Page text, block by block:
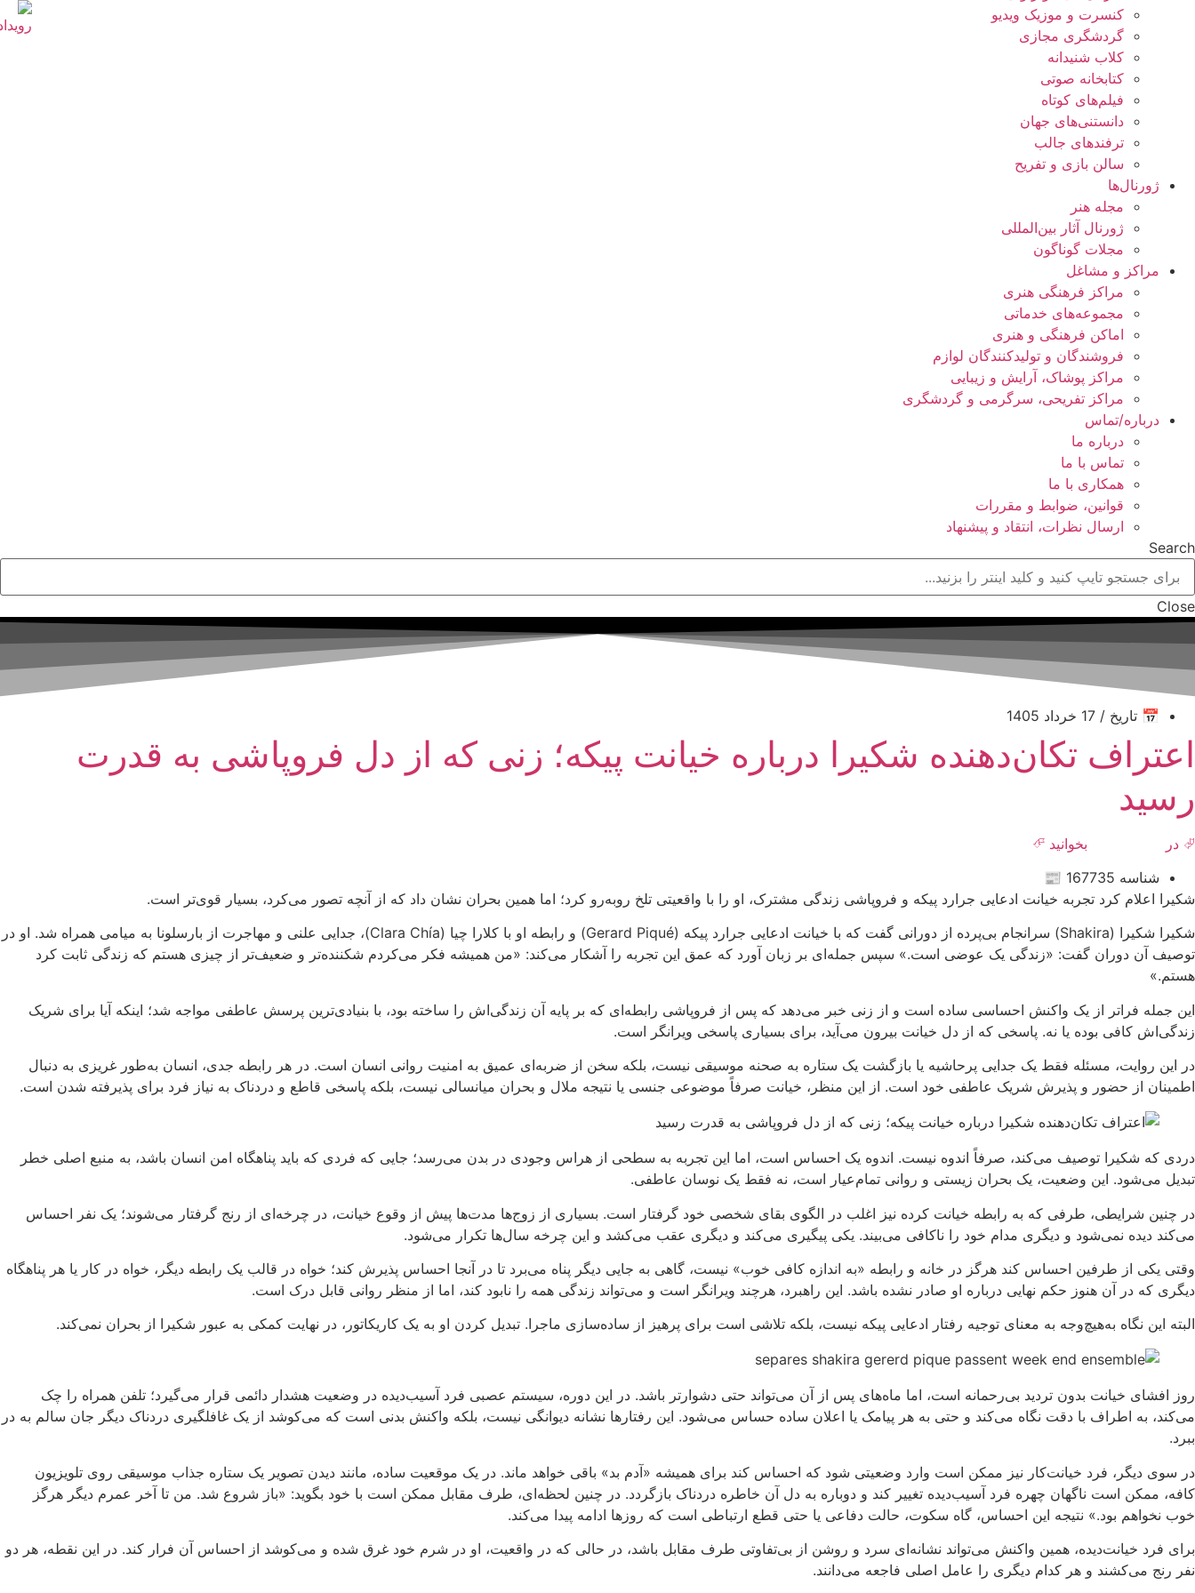
کنسرت و موزیک ویدیو
گردشگری مجازی
کلاب شنیدانه
کتابخانه صوتی
فیلم‌های کوتاه
دانستنی‌های جهان
ترفندهای جالب
سالن بازی و تفریح
ژورنال‌ها
مجله هنر
ژورنال آثار بین‌المللی
مجلات گوناگون
مراکز و مشاغل
مراکز فرهنگی هنری
مجموعه‌های خدماتی
اماکن فرهنگی و هنری
فروشندگان و تولیدکنندگان لوازم
مراکز پوشاک، آرایش و زیبایی
مراکز تفریحی، سرگرمی و گردشگری
درباره/تماس
درباره ما
تماس با ما
همکاری با ما
قوانین، ضوابط و مقررات
ارسال نظرات، انتقاد و پیشنهاد
Search
Close
📅 تاریخ / 17 خرداد 1405
اعتراف تکان‌دهنده شکیرا درباره خیانت پیکه؛ زنی که از دل فروپاشی به قدرت
رسید
⮰ در
بخوانید ⮶
شناسه 167735 📰
شکیرا اعلام کرد تجربه خیانت ادعایی جرارد پیکه و فروپاشی زندگی مشترک، او را با واقعیتی تلخ روبه‌رو کرد؛ اما همین بحران نشان داد که از آنچه تصور می‌کرد، بسیار قوی‌تر است.
شکیرا شکیرا (Shakira) سرانجام بی‌پرده از دورانی گفت که با خیانت ادعایی جرارد پیکه (Gerard Piqué) و رابطه او با کلارا چیا (Clara Chía)، جدایی علنی و مهاجرت از بارسلونا به میامی همراه شد. او در
توصیف آن دوران گفت: «زندگی یک عوضی است.» سپس جمله‌ای بر زبان آورد که عمق این تجربه را آشکار می‌کند: «من همیشه فکر می‌کردم شکننده‌تر و ضعیف‌تر از چیزی هستم که زندگی ثابت کرد
هستم.»
این جمله فراتر از یک واکنش احساسی ساده است و از زنی خبر می‌دهد که پس از فروپاشی رابطه‌ای که بر پایه آن زندگی‌اش را ساخته بود، با بنیادی‌ترین پرسش عاطفی مواجه شد؛ اینکه آیا برای شریک
زندگی‌اش کافی بوده یا نه. پاسخی که از دل خیانت بیرون می‌آید، برای بسیاری پاسخی ویرانگر است.
در این روایت، مسئله فقط یک جدایی پرحاشیه یا بازگشت یک ستاره به صحنه موسیقی نیست، بلکه سخن از ضربه‌ای عمیق به امنیت روانی انسان است. در هر رابطه جدی، انسان به‌طور غریزی به دنبال
اطمینان از حضور و پذیرش شریک عاطفی خود است. از این منظر، خیانت صرفاً موضوعی جنسی یا نتیجه ملال و بحران میانسالی نیست، بلکه پاسخی قاطع و دردناک به نیاز فرد برای پذیرفته شدن است.
دردی که شکیرا توصیف می‌کند، صرفاً اندوه نیست. اندوه یک احساس است، اما این تجربه به سطحی از هراس وجودی در بدن می‌رسد؛ جایی که فردی که باید پناهگاه امن انسان باشد، به منبع اصلی خطر
تبدیل می‌شود. این وضعیت، یک بحران زیستی و روانی تمام‌عیار است، نه فقط یک نوسان عاطفی.
در چنین شرایطی، طرفی که به رابطه خیانت کرده نیز اغلب در الگوی بقای شخصی خود گرفتار است. بسیاری از زوج‌ها مدت‌ها پیش از وقوع خیانت، در چرخه‌ای از رنج گرفتار می‌شوند؛ یک نفر احساس
می‌کند دیده نمی‌شود و دیگری مدام خود را ناکافی می‌بیند. یکی پیگیری می‌کند و دیگری عقب می‌کشد و این چرخه سال‌ها تکرار می‌شود.
وقتی یکی از طرفین احساس کند هرگز در خانه و رابطه «به اندازه کافی خوب» نیست، گاهی به جایی دیگر پناه می‌برد تا در آنجا احساس پذیرش کند؛ خواه در قالب یک رابطه دیگر، خواه در کار یا هر پناهگاه
دیگری که در آن هنوز حکم نهایی درباره او صادر نشده باشد. این راهبرد، هرچند ویرانگر است و می‌تواند زندگی همه را نابود کند، اما از منظر روانی قابل درک است.
البته این نگاه به‌هیچ‌وجه به معنای توجیه رفتار ادعایی پیکه نیست، بلکه تلاشی است برای پرهیز از ساده‌سازی ماجرا. تبدیل کردن او به یک کاریکاتور، در نهایت کمکی به عبور شکیرا از بحران نمی‌کند.
روز افشای خیانت بدون تردید بی‌رحمانه است، اما ماه‌های پس از آن می‌تواند حتی دشوارتر باشد. در این دوره، سیستم عصبی فرد آسیب‌دیده در وضعیت هشدار دائمی قرار می‌گیرد؛ تلفن همراه را چک
می‌کند، به اطراف با دقت نگاه می‌کند و حتی به هر پیامک یا اعلان ساده حساس می‌شود. این رفتارها نشانه دیوانگی نیست، بلکه واکنش بدنی است که می‌کوشد از یک غافلگیری دردناک دیگر جان سالم به در
ببرد.
در سوی دیگر، فرد خیانت‌کار نیز ممکن است وارد وضعیتی شود که احساس کند برای همیشه «آدم بد» باقی خواهد ماند. در یک موقعیت ساده، مانند دیدن تصویر یک ستاره جذاب موسیقی روی تلویزیون
کافه، ممکن است ناگهان چهره فرد آسیب‌دیده تغییر کند و دوباره به دل آن خاطره دردناک بازگردد. در چنین لحظه‌ای، طرف مقابل ممکن است با خود بگوید: «باز شروع شد. من تا آخر عمرم دیگر هرگز
خوب نخواهم بود.» نتیجه این احساس، گاه سکوت، حالت دفاعی یا حتی قطع ارتباطی است که روزها ادامه پیدا می‌کند.
برای فرد خیانت‌دیده، همین واکنش می‌تواند نشانه‌ای سرد و روشن از بی‌تفاوتی طرف مقابل باشد، در حالی که در واقعیت، او در شرم خود غرق شده و می‌کوشد از احساس آن فرار کند. در این نقطه، هر دو
نفر رنج می‌کشند و هر کدام دیگری را عامل اصلی فاجعه می‌دانند.